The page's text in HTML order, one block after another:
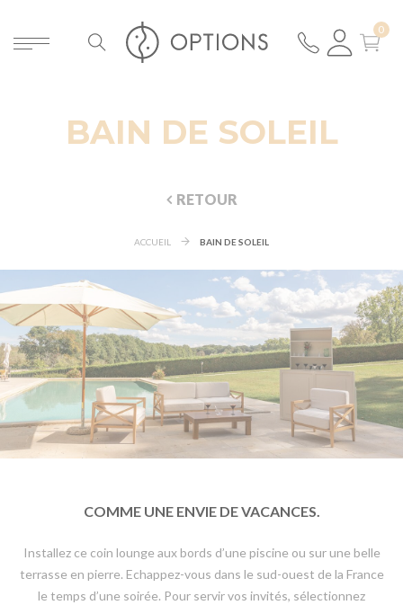
BAIN DE SOLEIL
RETOUR
ACCUEIL BAIN DE SOLEIL
COMME UNE ENVIE DE VACANCES.
Installez ce coin lounge aux bords d’une piscine ou sur une belle
terrasse en pierre. Echappez-vous dans le sud-ouest de la France
le temps d’une soirée. Pour servir vos invités, sélectionnez